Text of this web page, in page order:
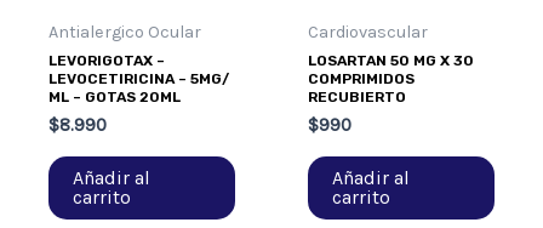
Antialergico Ocular
LEVORIGOTAX –
LEVOCETIRICINA – 5MG/
ML – GOTAS 20ML
$8.990
Añadir al
carrito
Cardiovascular
LOSARTAN 50 MG X 30
COMPRIMIDOS
RECUBIERTO
$990
Añadir al
carrito